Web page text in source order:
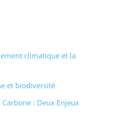
climatique et la
et biodiversité
: Deux Enjeux